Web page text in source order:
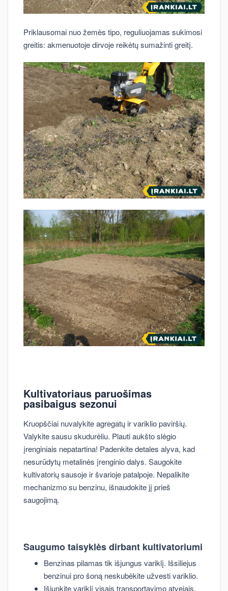
Priklausomai nuo žemės tipo, reguliuojamas sukimosi
greitis: akmenuotoje dirvoje reikėtų sumažinti greitį.
Kultivatoriaus paruošimas
pasibaigus sezonui
Kruopščiai nuvalykite agregatų ir variklio paviršių.
Valykite sausu skudurėliu. Plauti aukšto slėgio
įrenginiais nepatartina! Padenkite detales alyva, kad
nesurūdytų metalinės įrenginio dalys. Saugokite
kultivatorių sausoje ir švarioje patalpoje. Nepalikite
mechanizmo su benzinu, išnaudokite jį prieš
saugojimą.
Saugumo taisyklės dirbant kultivatoriumi
Benzinas pilamas tik išjungus variklį. Išsiliejus
benzinui pro šoną neskubėkite užvesti variklio.
Išjunkite variklį visais transportavimo atvejais.